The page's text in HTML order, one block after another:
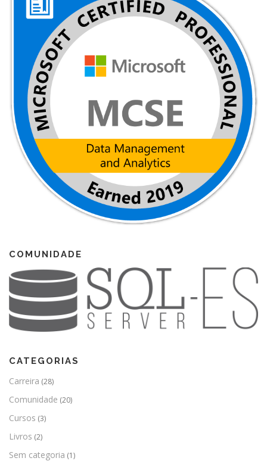
COMUNIDADE
CATEGORIAS
Carreira (28)
Comunidade (20)
Cursos (3)
Livros (2)
Sem categoria (1)